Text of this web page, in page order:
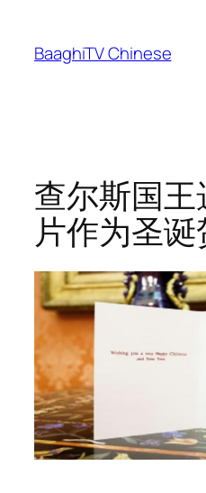
content
BaaghiTV Chinese
查尔斯国
片作为圣诞